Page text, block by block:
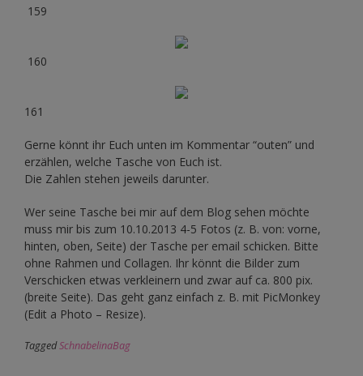
159
160
161
Gerne könnt ihr Euch unten im Kommentar “outen” und
erzählen, welche Tasche von Euch ist.
Die Zahlen stehen jeweils darunter.
Wer seine Tasche bei mir auf dem Blog sehen möchte
muss mir bis zum 10.10.2013 4-5 Fotos (z. B. von: vorne,
hinten, oben, Seite) der Tasche per email schicken. Bitte
ohne Rahmen und Collagen. Ihr könnt die Bilder zum
Verschicken etwas verkleinern und zwar auf ca. 800 pix.
(breite Seite). Das geht ganz einfach z. B. mit PicMonkey
(Edit a Photo – Resize).
TaggedSchnabelinaBag